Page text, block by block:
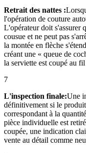
Retrait des nattes :
l'opération de couture
L'opérateur doit s'assurer
cousue et ne peut pas
la montée en flèche
créant une « queue de
la serviette est coupé au
7
L'inspection finale:Une
définitivement si le
correspondant à la
pièce individuelle est
coupée, une indication
vente au détail comme